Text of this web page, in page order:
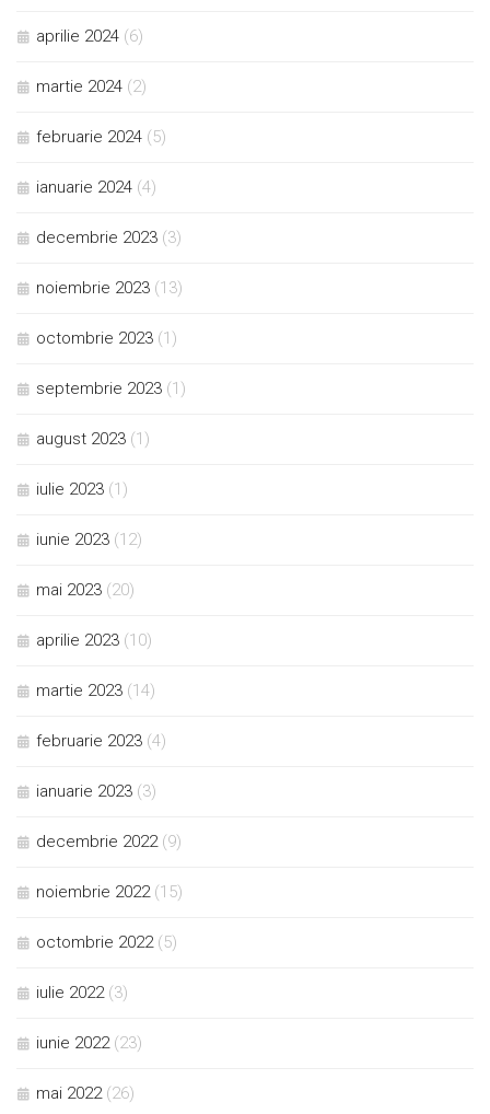
aprilie 2024 (6)
martie 2024 (2)
februarie 2024 (5)
ianuarie 2024 (4)
decembrie 2023 (3)
noiembrie 2023 (13)
octombrie 2023 (1)
septembrie 2023 (1)
august 2023 (1)
iulie 2023 (1)
iunie 2023 (12)
mai 2023 (20)
aprilie 2023 (10)
martie 2023 (14)
februarie 2023 (4)
ianuarie 2023 (3)
decembrie 2022 (9)
noiembrie 2022 (15)
octombrie 2022 (5)
iulie 2022 (3)
iunie 2022 (23)
mai 2022 (26)